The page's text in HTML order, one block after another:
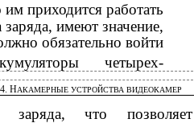
им приходится работать
имеют значение,
обязательно войти
четырех-
4. НАКАМЕРНЫЕ УСТРОЙСТВА ВИДЕОКАМЕР
заряда, что позволяет